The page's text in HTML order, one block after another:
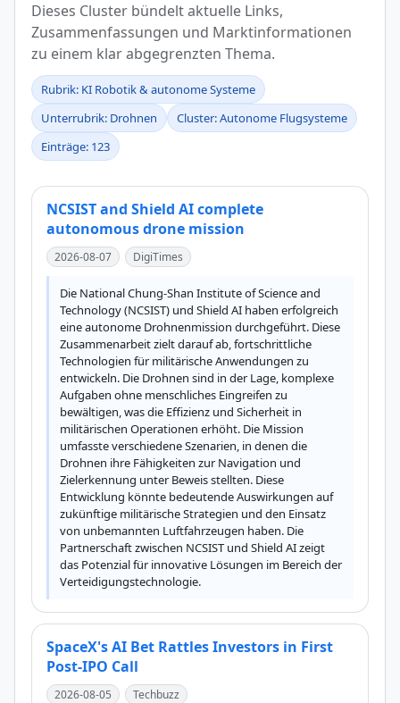
Dieses Cluster bündelt aktuelle Links,
Zusammenfassungen und Marktinformationen
zu einem klar abgegrenzten Thema.
Rubrik: KI Robotik & autonome Systeme
Unterrubrik: Drohnen
Cluster: Autonome Flugsysteme
Einträge: 123
NCSIST and Shield AI complete
autonomous drone mission
2026-08-07 DigiTimes
Die National Chung-Shan Institute of Science and
Technology (NCSIST) und Shield AI haben erfolgreich
eine autonome Drohnenmission durchgeführt. Diese
Zusammenarbeit zielt darauf ab, fortschrittliche
Technologien für militärische Anwendungen zu
entwickeln. Die Drohnen sind in der Lage, komplexe
Aufgaben ohne menschliches Eingreifen zu
bewältigen, was die Effizienz und Sicherheit in
militärischen Operationen erhöht. Die Mission
umfasste verschiedene Szenarien, in denen die
Drohnen ihre Fähigkeiten zur Navigation und
Zielerkennung unter Beweis stellten. Diese
Entwicklung könnte bedeutende Auswirkungen auf
zukünftige militärische Strategien und den Einsatz
von unbemannten Luftfahrzeugen haben. Die
Partnerschaft zwischen NCSIST und Shield AI zeigt
das Potenzial für innovative Lösungen im Bereich der
Verteidigungstechnologie.
SpaceX's AI Bet Rattles Investors in First
Post-IPO Call
2026-08-05 Techbuzz